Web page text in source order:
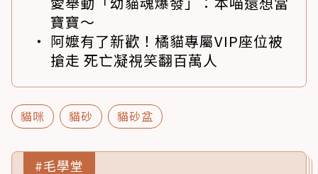
寶寶～
阿嬤有了新歡！橘貓專屬VIP座位被
搶走 死亡凝視笑翻百萬人
貓咪 貓砂 貓砂盆
#毛學堂